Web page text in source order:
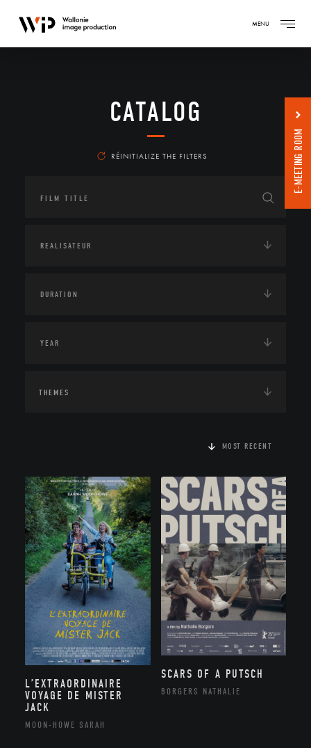
MENU
CATALOG
RÉINITIALIZE THE FILTERS
THEMES
MOST RECENT
L’EXTRAORDINAIRE
VOYAGE DE MISTER
JACK
MOON-HOWE SARAH
SCARS OF A PUTSCH
BORGERS NATHALIE
E-MEETING ROOM